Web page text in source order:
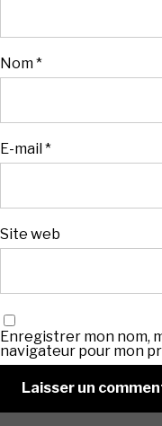
Nom*
E-mail*
Site web
Enregistrer mon nom,
navigateur pour mon